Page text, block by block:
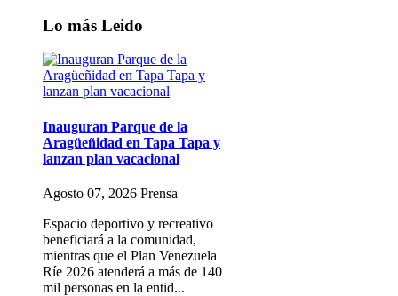
Lo más Leido
Inauguran Parque de la
Aragüeñidad en Tapa Tapa y
lanzan plan vacacional
Agosto 07, 2026 Prensa
Espacio deportivo y recreativo
beneficiará a la comunidad,
mientras que el Plan Venezuela
Ríe 2026 atenderá a más de 140
mil personas en la entid...